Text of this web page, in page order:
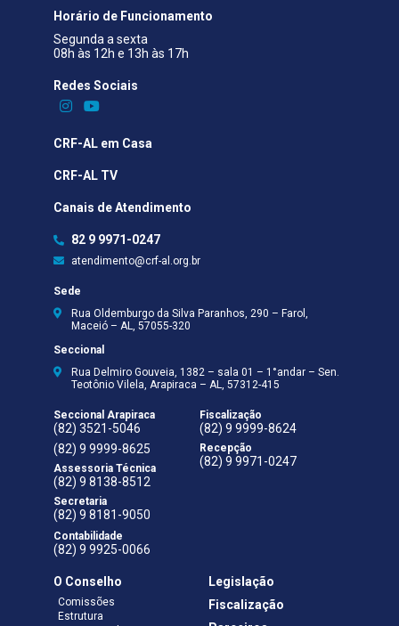
Horário de Funcionamento
Segunda a sexta
08h às 12h e 13h às 17h
Redes Sociais​
CRF-AL em Casa
CRF-AL TV
Canais de Atendimento
82 9 9971-0247
atendimento@crf-al.org.br
Sede
Rua Oldemburgo da Silva Paranhos, 290 – Farol,
Maceió – AL, 57055-320
Seccional
Rua Delmiro Gouveia, 1382 – sala 01 – 1°andar – Sen.
Teotônio Vilela, Arapiraca – AL, 57312-415
Seccional Arapiraca
(82) 3521-5046
(82) 9 9999-8625
Assessoria Técnica
(82) 9 8138-8512
Secretaria
(82) 9 8181-9050
Contabilidade
(82) 9 9925-0066
Fiscalização
(82) 9 9999-8624
Recepção
(82) 9 9971-0247
O Conselho
Comissões
Estrutura
Legislação
Fiscalização